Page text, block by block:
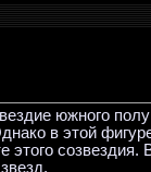
южного
в этой
этого